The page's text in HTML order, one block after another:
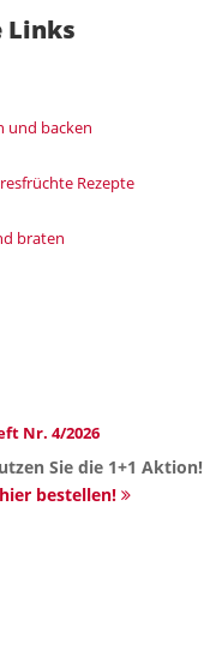
Links
und backen
Rezepte
braten
Nr. 4/2026
Sie die 1+1 Aktion!
hier bestellen!